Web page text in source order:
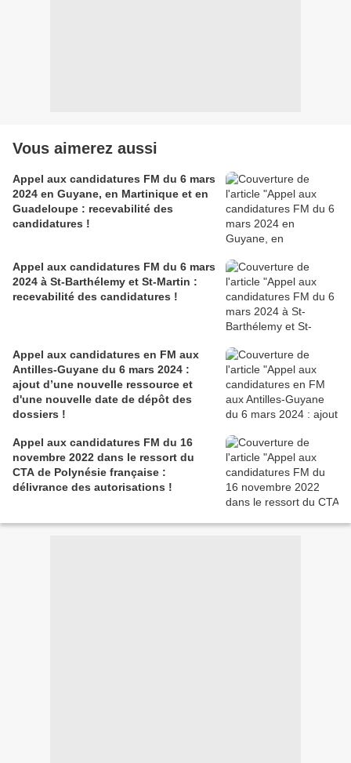
Vous aimerez aussi
Appel aux candidatures FM du 6 mars
2024 en Guyane, en Martinique et en
Guadeloupe : recevabilité des
candidatures !
Appel aux candidatures FM du 6 mars
2024 à St-Barthélemy et St-Martin :
recevabilité des candidatures !
Appel aux candidatures en FM aux
Antilles-Guyane du 6 mars 2024 :
ajout d’une nouvelle ressource et
d'une nouvelle date de dépôt des
dossiers !
Appel aux candidatures FM du 16
novembre 2022 dans le ressort du
CTA de Polynésie française :
délivrance des autorisations !